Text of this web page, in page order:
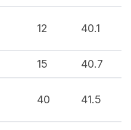
12 40.1
15 40.7
40 41.5